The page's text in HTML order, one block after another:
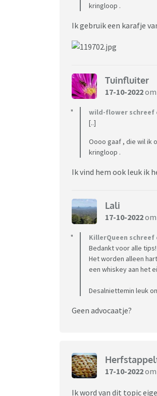
kringloop .
Ik gebruik een karafje
Tuinfluiter
17-10-2022om
wild-flower schreef
[..]
Oooo gaaf , die wil ik
kringloop .
Ik vind hem ook leuk ik
Lali
17-10-2022om
KillerQueen schreef
Bedankt voor alle tips!
Het worden alleen
een whiskey aan het
Desalniettemin leuk
Geen advocaatje?
17-10-2022om
Ik word van dit topic